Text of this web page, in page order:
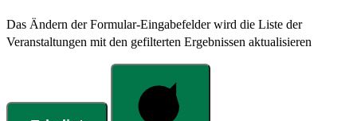
Das Ändern der Formular-Eingabefelder wird die Liste der
Veranstaltungen mit den gefilterten Ergebnissen aktualisieren